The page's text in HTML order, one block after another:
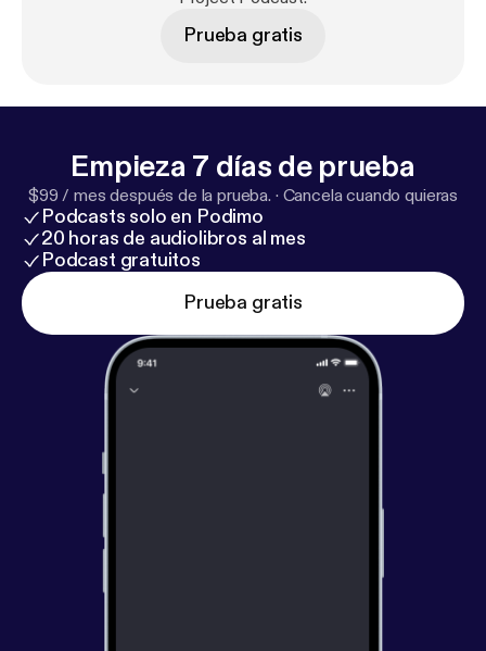
Prueba gratis
Empieza 7 días de prueba
$99 / mes después de la prueba. · Cancela cuando quieras
Podcasts solo en Podimo
20 horas de audiolibros al mes
Podcast gratuitos
Prueba gratis